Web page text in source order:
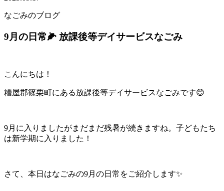
なごみのブログ
9月の日常🌽 放課後等デイサービスなごみ
こんにちは！
糟屋郡篠栗町にある放課後等デイサービスなごみです😊
9月に入りましたがまだまだ残暑が続きますね。子どもたち
は新学期に入りました！
さて、本日はなごみの9月の日常をご紹介します✨